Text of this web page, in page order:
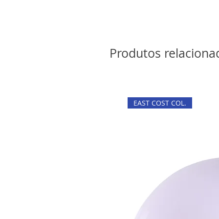
Produtos
EAST COST COL.